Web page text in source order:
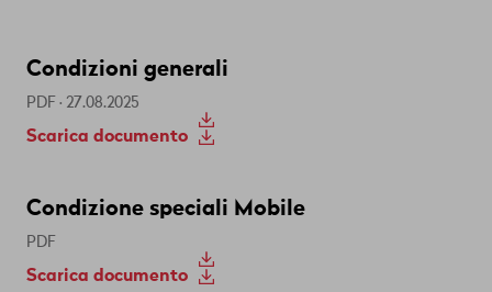
Condizioni generali
PDF · 27.08.2025
Scarica documento
Condizione speciali Mobile
PDF
Scarica documento